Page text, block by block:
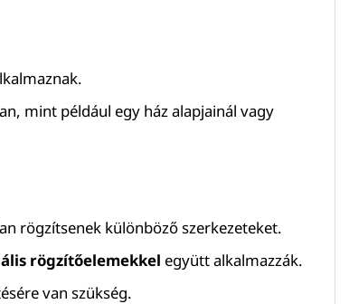
mint például egy ház alapjainál vagy
rögzítsenek különböző szerkezeteket.
rögzítőelemekkel együtt alkalmazzák.
van szükség.